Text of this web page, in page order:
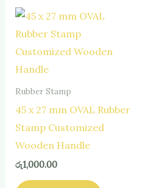
Rubber Stamp
45 x 27 mm OVAL Rubber
Stamp Customized
Wooden Handle
රු1,000.00